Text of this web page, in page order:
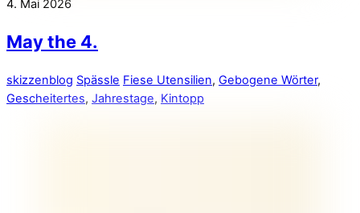
4. Mai 2026
May the 4.
skizzenblog Spässle Fiese Utensilien, Gebogene Wörter,
Gescheitertes, Jahrestage, Kintopp